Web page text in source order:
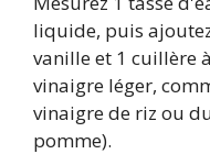
liquide, puis
vanille et 1 cuillère
vinaigre léger,
vinaigre de riz ou
pomme).